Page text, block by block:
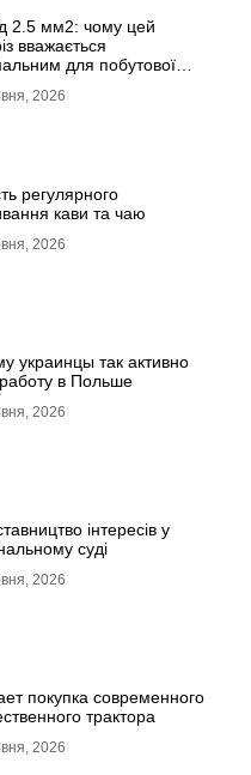
2.5 мм2: чому цей
вважається
для побутової
2026
регулярного
кави та чаю
2026
украинцы так активно
в Польше
2026
інтересів у
суді
2026
покупка современного
трактора
2026